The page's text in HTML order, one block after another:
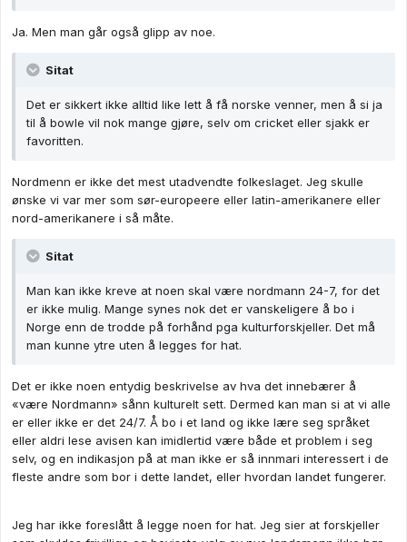
Ja. Men man går også glipp av noe.
Sitat
Det er sikkert ikke alltid like lett å få norske venner, men å si ja
til å bowle vil nok mange gjøre, selv om cricket eller sjakk er
favoritten.
Nordmenn er ikke det mest utadvendte folkeslaget. Jeg skulle
ønske vi var mer som sør-europeere eller latin-amerikanere eller
nord-amerikanere i så måte.
Sitat
Man kan ikke kreve at noen skal være nordmann 24-7, for det
er ikke mulig. Mange synes nok det er vanskeligere å bo i
Norge enn de trodde på forhånd pga kulturforskjeller. Det må
man kunne ytre uten å legges for hat.
Det er ikke noen entydig beskrivelse av hva det innebærer å
«være Nordmann» sånn kulturelt sett. Dermed kan man si at vi alle
er eller ikke er det 24/7. Å bo i et land og ikke lære seg språket
eller aldri lese avisen kan imidlertid være både et problem i seg
selv, og en indikasjon på at man ikke er så innmari interessert i de
fleste andre som bor i dette landet, eller hvordan landet fungerer.
Jeg har ikke foreslått å legge noen for hat. Jeg sier at forskjeller